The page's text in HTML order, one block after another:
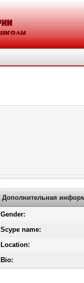
Дополнительная
Gender:
Scype name:
Location:
Bio: